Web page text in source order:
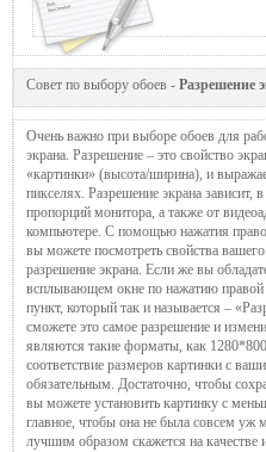
Совет по выбору обоев - Разрешение
Очень важно при выборе обоев для
экрана. Разрешение – это свойство
«картинки» (высота/ширина), и
пикселях. Разрешение экрана зависит,
пропорций монитора, а также от
компьютере. С помощью нажатия
вы можете посмотреть свойства
разрешение экрана. Если же вы
всплывающем окне по нажатию
пункт, который так и называется –
сможете это самое разрешение и
являются такие форматы, как
соответствие размеров картинки с
обязательным. Достаточно, чтобы
вы можете установить картинку с
главное, чтобы она не была совсем уж
лучшим образом скажется на качестве